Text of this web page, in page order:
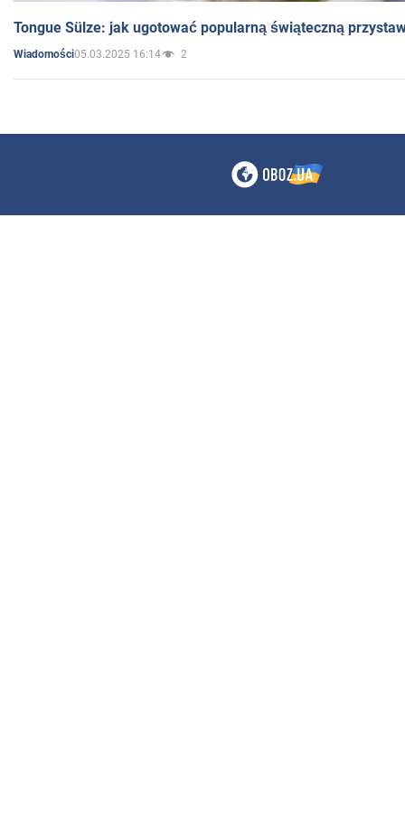
Tongue Sülze: jak ugotować popularną świąteczną
Wiadomości05.03.2025 16:14 2